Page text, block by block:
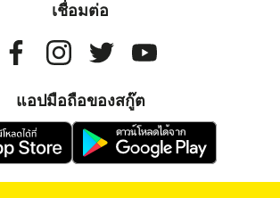
เชื่อมต่อ
แอปมือถือของสกู๊ต